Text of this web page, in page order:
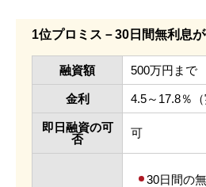
1位プロミス－30日間無利息が
融資額 500万円まで
金利 4.5～17.8％（
即日融資の可
否
可
30日間の